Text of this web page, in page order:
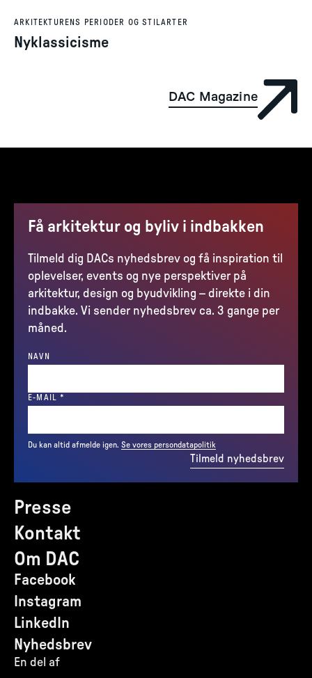
DAC Magazine
ARKITEKTURENS PERIODER OG STILARTER
Nyklassicisme
Presse
Kontakt
Om DAC
Facebook
Instagram
LinkedIn
Nyhedsbrev
En del af
Få arkitektur og byliv i indbakken
Tilmeld dig DACs nyhedsbrev og få inspiration til
oplevelser, events og nye perspektiver på
arkitektur, design og byudvikling – direkte i din
indbakke. Vi sender nyhedsbrev ca. 3 gange per
måned.
NAVN
E-MAIL *
Du kan altid afmelde igen. Se vores persondatapolitik
Tilmeld nyhedsbrev